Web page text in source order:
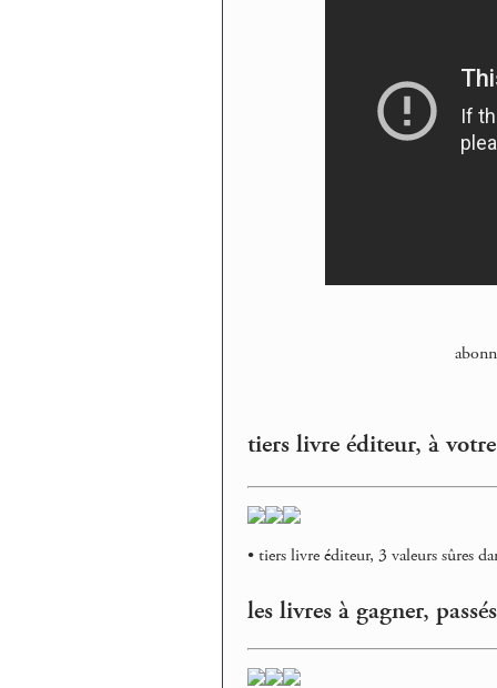
tiers livre éditeur, à
• tiers livre éditeur, 3 valeurs sûres
les livres à gagner,